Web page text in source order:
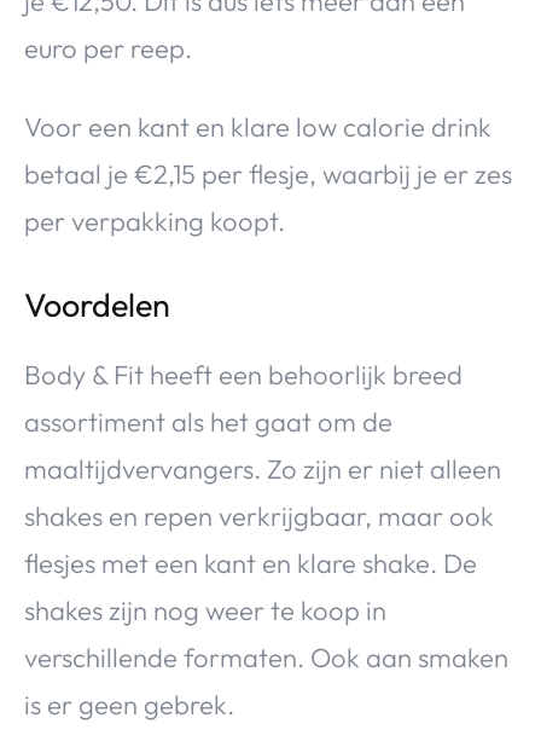
euro per reep.
Voor een kant en klare low calorie drink
betaal je €2,15 per flesje, waarbij je er zes
per verpakking koopt.
Voordelen
Body & Fit heeft een behoorlijk breed
assortiment als het gaat om de
maaltijdvervangers. Zo zijn er niet alleen
shakes en repen verkrijgbaar, maar ook
flesjes met een kant en klare shake. De
shakes zijn nog weer te koop in
verschillende formaten. Ook aan smaken
is er geen gebrek.